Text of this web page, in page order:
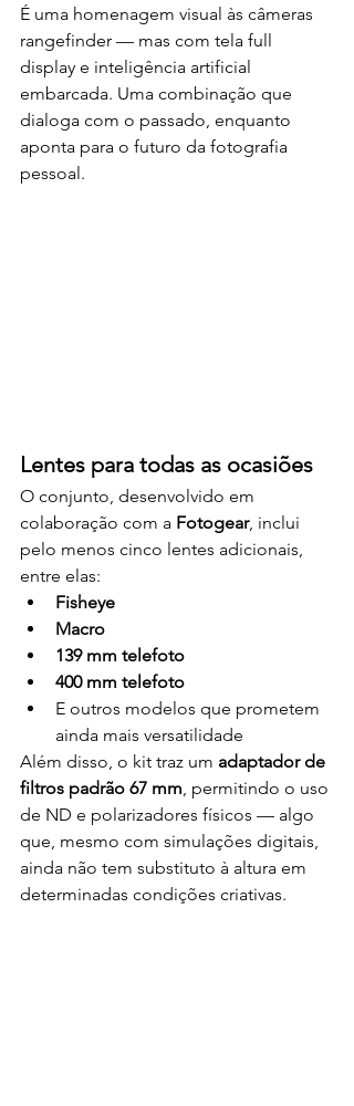
É uma homenagem visual às câmeras
rangefinder — mas com tela full
display e inteligência artificial
embarcada. Uma combinação que
dialoga com o passado, enquanto
aponta para o futuro da fotografia
pessoal.
Lentes para todas as ocasiões
O conjunto, desenvolvido em
colaboração com a Fotogear, inclui
pelo menos cinco lentes adicionais,
entre elas:
Fisheye
Macro
139 mm telefoto
400 mm telefoto
E outros modelos que prometem
ainda mais versatilidade
Além disso, o kit traz um adaptador de
filtros padrão 67 mm , permitindo o uso
de ND e polarizadores físicos — algo
que, mesmo com simulações digitais,
ainda não tem substituto à altura em
determinadas condições criativas.